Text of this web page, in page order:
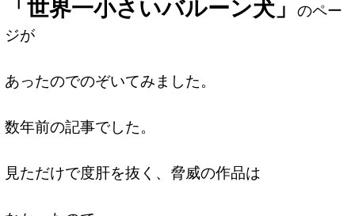
「世界一小さいバルーン犬」 のペー
ジが
あったのでのぞいてみました。
数年前の記事でした。
見ただけで度肝を抜く、脅威の作品は